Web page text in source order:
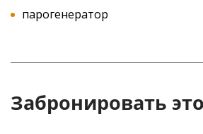
парогенератор
Забронировать